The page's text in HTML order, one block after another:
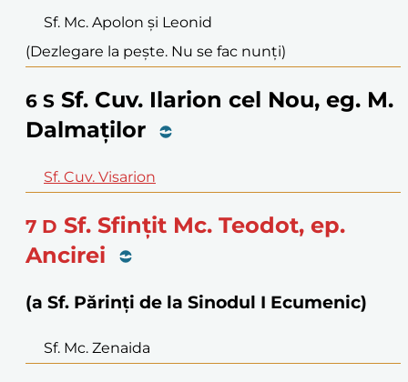
Sf. Mc. Apolon și Leonid
(Dezlegare la pește. Nu se fac nunți)
6 S Sf. Cuv. Ilarion cel Nou, eg. M.
Dalmaților
Sf. Cuv. Visarion
7 D Sf. Sfințit Mc. Teodot, ep.
Ancirei
(a Sf. Părinți de la Sinodul I Ecumenic)
Sf. Mc. Zenaida